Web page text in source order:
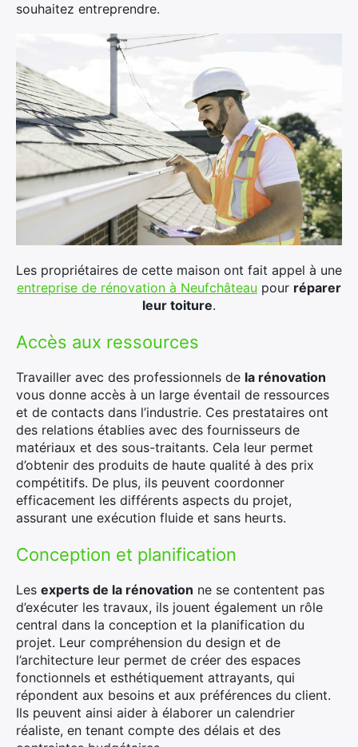
souhaitez entreprendre.
Les propriétaires de cette maison ont fait appel à une
entreprise de rénovation à Neufchâteau pour réparer
leur toiture.
Accès aux ressources
Travailler avec des professionnels de la rénovation
vous donne accès à un large éventail de ressources
et de contacts dans l’industrie. Ces prestataires ont
des relations établies avec des fournisseurs de
matériaux et des sous-traitants. Cela leur permet
d’obtenir des produits de haute qualité à des prix
compétitifs. De plus, ils peuvent coordonner
efficacement les différents aspects du projet,
assurant une exécution fluide et sans heurts.
Conception et planification
Les experts de la rénovation ne se contentent pas
d’exécuter les travaux, ils jouent également un rôle
central dans la conception et la planification du
projet. Leur compréhension du design et de
l’architecture leur permet de créer des espaces
fonctionnels et esthétiquement attrayants, qui
répondent aux besoins et aux préférences du client.
Ils peuvent ainsi aider à élaborer un calendrier
réaliste, en tenant compte des délais et des